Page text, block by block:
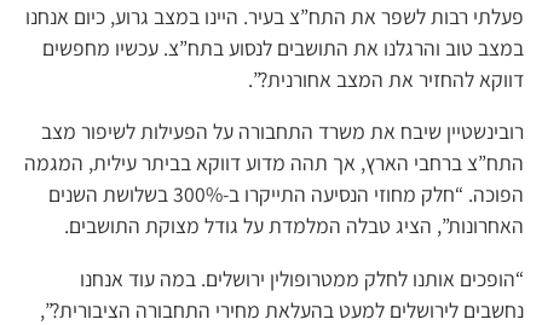
פעלתי רבות לשפר את התח”צ בעיר. היינו במצב גרוע, כיום אנחנו
במצב טוב והרגלנו את התושבים לנסוע בתח”צ. עכשיו מחפשים
דווקא להחזיר את המצב אחורנית?”.
רובינשטיין שיבח את משרד התחבורה על הפעילות לשיפור מצב
התח”צ ברחבי הארץ, אך תהה מדוע דווקא בביתר עילית, המגמה
הפוכה. “חלק מחוזי הנסיעה התייקרו ב-300% בשלושת השנים
האחרונות”, הציג טבלה המלמדת על גודל מצוקת התושבים.
“הופכים אותנו לחלק ממטרופולין ירושלים. במה עוד אנחנו
נחשבים לירושלים למעט בהעלאת מחירי התחבורה הציבורית?”,